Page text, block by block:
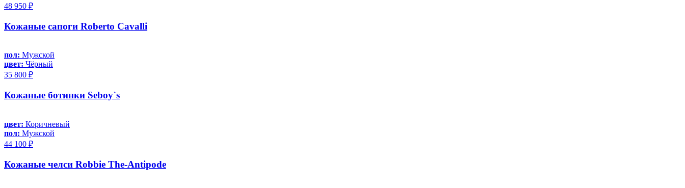
48 950 ₽
Кожаные сапоги Roberto Cavalli
пол: Мужской
цвет: Чёрный
35 800 ₽
Кожаные ботинки Seboy`s
цвет: Коричневый
пол: Мужской
44 100 ₽
Кожаные челси Robbie The-Antipode